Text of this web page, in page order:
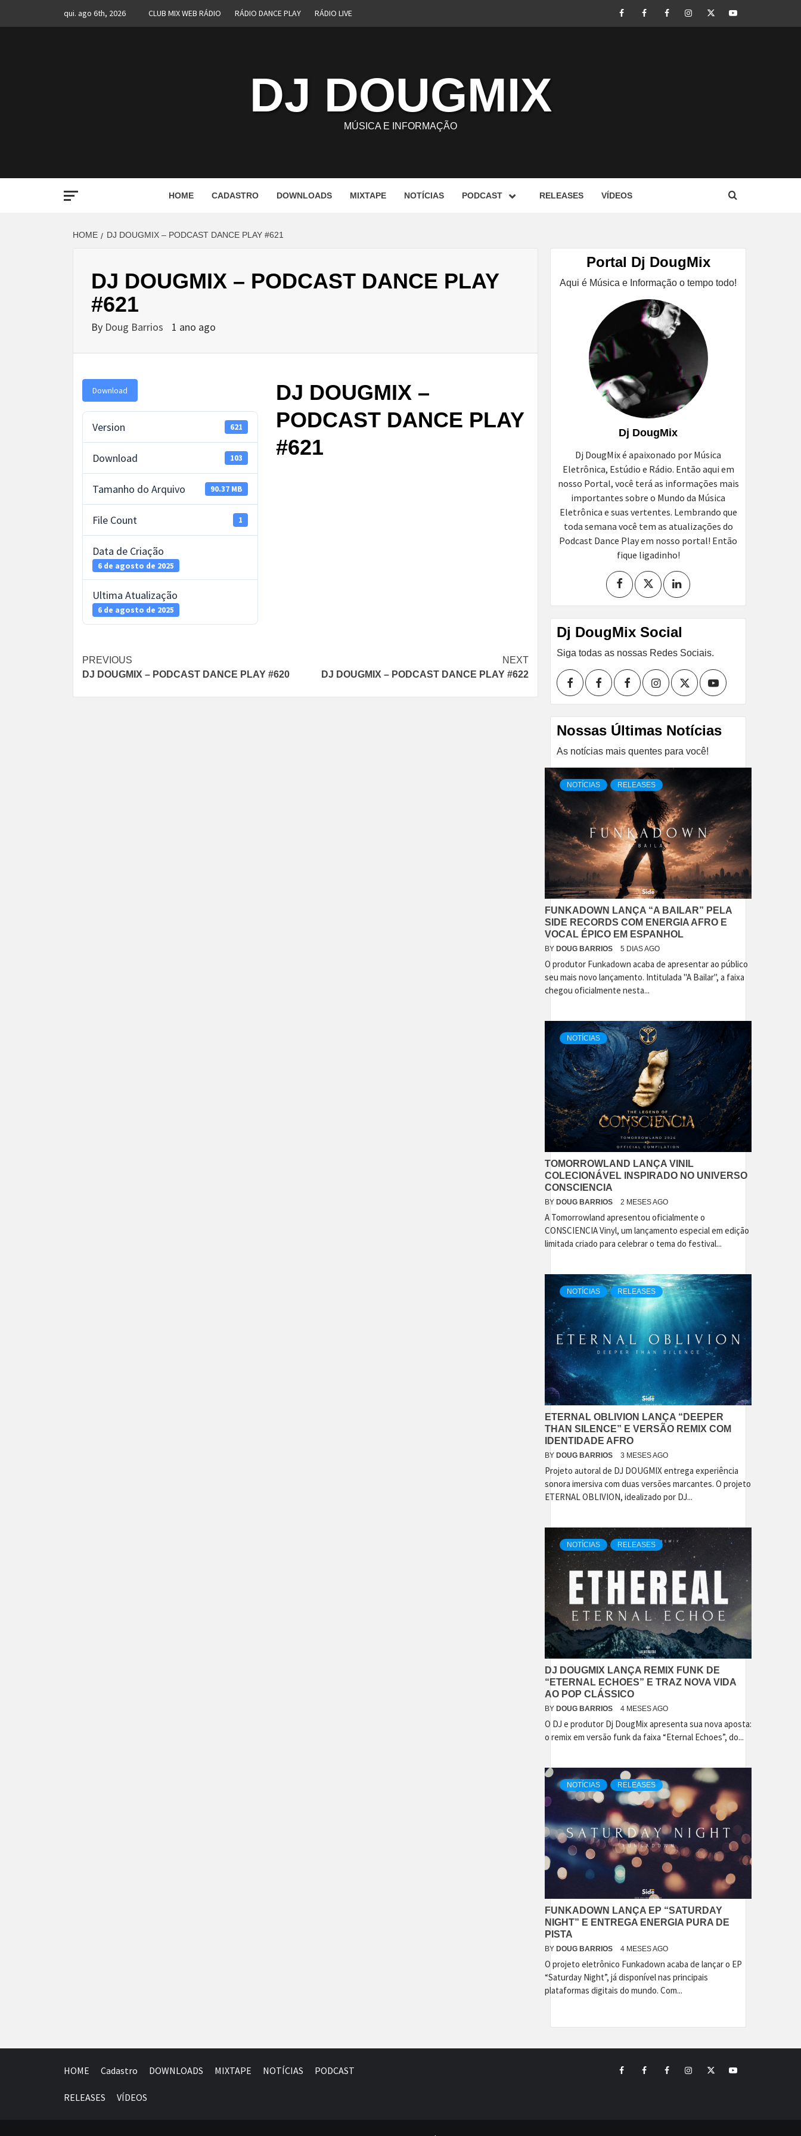
qui. ago 6th, 2026 CLUB MIX WEB RÁDIO RÁDIO DANCE PLAY RÁDIO LIVE FacebookPerfil PerfilInstagramTwitterYoutube
DJ DOUGMIX
MÚSICA E INFORMAÇÃO
HOME CADASTRO DOWNLOADS MIXTAPE NOTÍCIAS PODCAST RELEASES VÍDEOS
HOME DJ DOUGMIX – PODCAST DANCE PLAY #621
DJ DOUGMIX – PODCAST DANCE PLAY
#621
By Doug Barrios 1 ano ago
Download
Version 621
Download 103
Tamanho do Arquivo 90.37 MB
File Count 1
Data de Criação
6 de agosto de 2025
Ultima Atualização
6 de agosto de 2025
DJ DOUGMIX –
PODCAST DANCE PLAY
#621
Post
navigation
PREVIOUS
DJ DOUGMIX – PODCAST DANCE PLAY #620
NEXT
DJ DOUGMIX – PODCAST DANCE PLAY #622
Portal Dj DougMix
Aqui é Música e Informação o tempo todo!
Dj DougMix
Dj DougMix é apaixonado por Música
Eletrônica, Estúdio e Rádio. Então aqui em
nosso Portal, você terá as informações mais
importantes sobre o Mundo da Música
Eletrônica e suas vertentes. Lembrando que
toda semana você tem as atualizações do
Podcast Dance Play em nosso portal! Então
fique ligadinho!
Dj DougMix Social
Siga todas as nossas Redes Sociais.
FacebookPerfil
I
Perfil
II
InstagramTwitterYoutube
Nossas Últimas Notícias
As notícias mais quentes para você!
NOTÍCIAS RELEASES
FUNKADOWN LANÇA “A BAILAR” PELA
SIDE RECORDS COM ENERGIA AFRO E
VOCAL ÉPICO EM ESPANHOL
BY DOUG BARRIOS 5 DIAS AGO
O produtor Funkadown acaba de apresentar ao público
seu mais novo lançamento. Intitulada "A Bailar", a faixa
chegou oficialmente nesta...
NOTÍCIAS
TOMORROWLAND LANÇA VINIL
COLECIONÁVEL INSPIRADO NO UNIVERSO
CONSCIENCIA
BY DOUG BARRIOS 2 MESES AGO
A Tomorrowland apresentou oficialmente o
CONSCIENCIA Vinyl, um lançamento especial em edição
limitada criado para celebrar o tema do festival...
NOTÍCIAS RELEASES
ETERNAL OBLIVION LANÇA “DEEPER
THAN SILENCE” E VERSÃO REMIX COM
IDENTIDADE AFRO
BY DOUG BARRIOS 3 MESES AGO
Projeto autoral de DJ DOUGMIX entrega experiência
sonora imersiva com duas versões marcantes. O projeto
ETERNAL OBLIVION, idealizado por DJ...
NOTÍCIAS RELEASES
DJ DOUGMIX LANÇA REMIX FUNK DE
“ETERNAL ECHOES” E TRAZ NOVA VIDA
AO POP CLÁSSICO
BY DOUG BARRIOS 4 MESES AGO
O DJ e produtor Dj DougMix apresenta sua nova aposta:
o remix em versão funk da faixa “Eternal Echoes”, do...
NOTÍCIAS RELEASES
FUNKADOWN LANÇA EP “SATURDAY
NIGHT” E ENTREGA ENERGIA PURA DE
PISTA
BY DOUG BARRIOS 4 MESES AGO
O projeto eletrônico Funkadown acaba de lançar o EP
“Saturday Night”, já disponível nas principais
plataformas digitais do mundo. Com...
HOME Cadastro DOWNLOADS MIXTAPE NOTÍCIAS PODCAST
RELEASES VÍDEOS
FacebookPerfil PerfilInstagramTwitterYoutube